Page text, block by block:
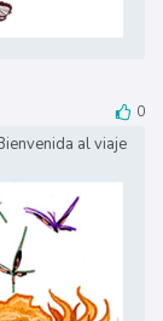
0
al viaje